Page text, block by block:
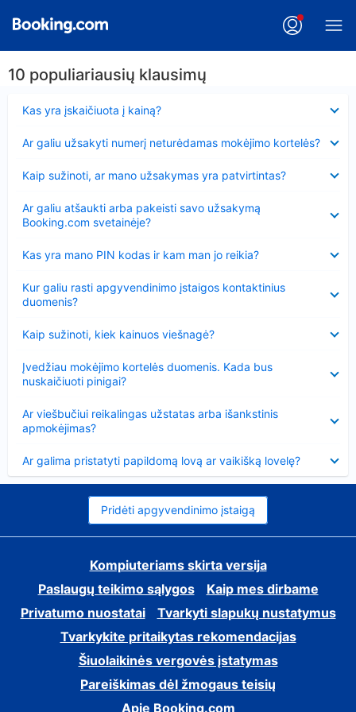
10 populiariausių klausimų
Kas yra įskaičiuota į kainą?
Ar galiu užsakyti numerį neturėdamas mokėjimo kortelės?
Kaip sužinoti, ar mano užsakymas yra patvirtintas?
Ar galiu atšaukti arba pakeisti savo užsakymą
Booking.com svetainėje?
Kas yra mano PIN kodas ir kam man jo reikia?
Kur galiu rasti apgyvendinimo įstaigos kontaktinius
duomenis?
Kaip sužinoti, kiek kainuos viešnagė?
Įvedžiau mokėjimo kortelės duomenis. Kada bus
nuskaičiuoti pinigai?
Ar viešbučiui reikalingas užstatas arba išankstinis
apmokėjimas?
Ar galima pristatyti papildomą lovą ar vaikišką lovelę?
Pridėti apgyvendinimo įstaigą
Kompiuteriams skirta versija
Paslaugų teikimo sąlygos
Kaip mes dirbame
Privatumo nuostatai
Tvarkyti slapukų nustatymus
Tvarkykite pritaikytas rekomendacijas
Šiuolaikinės vergovės įstatymas
Pareiškimas dėl žmogaus teisių
Apie Booking.com